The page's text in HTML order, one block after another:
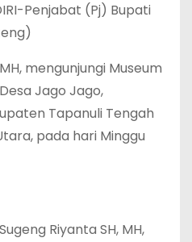
Penjabat (Pj) Bupati
mengunjungi Museum
Jago Jago,
Tapanuli Tengah
pada hari Minggu
Riyanta SH, MH,